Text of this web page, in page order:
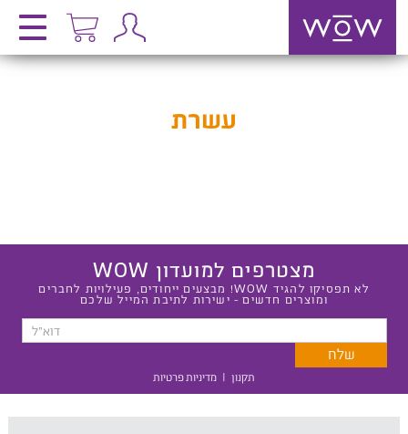
עשרת
מצטרפים למועדון WOW
לא תפסיקו להגיד WOW! מבצעים ייחודים, פעילויות לחברים
ומוצרים חדשים - ישירות לתיבת המייל שלכם
תקנון | מדיניות פרטיות